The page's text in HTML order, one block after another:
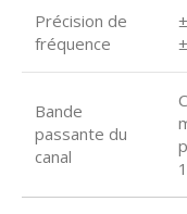
Précision de
fréquence
Bande
passante du
canal